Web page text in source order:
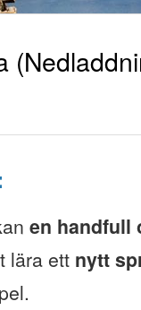
en handfull
lära ett nytt